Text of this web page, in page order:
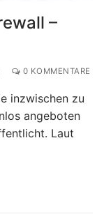
–
0 KOMMENTARE
inzwischen zu
angeboten
Laut